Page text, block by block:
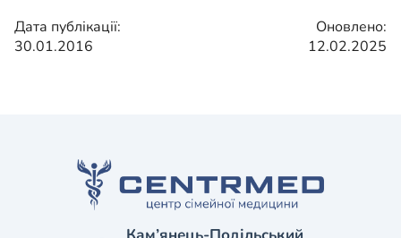
Дата публікації:
30.01.2016
Оновлено:
12.02.2025